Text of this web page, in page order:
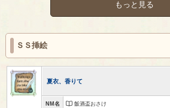
もっと見る
ＳＳ挿絵
夏衣、香りて
NM名 飯酒盃おさけ